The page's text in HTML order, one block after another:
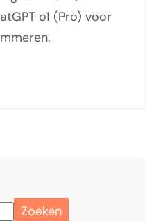
Zoeken
o1 (Pro) voor